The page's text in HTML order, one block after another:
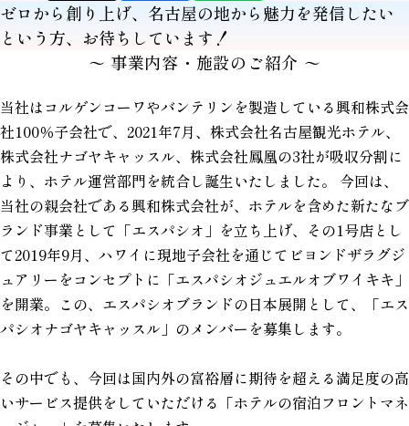
ゼロから創り上げ、名古屋の地から魅力を発信したい
という方、お待ちしています！
〜 事業内容・施設のご紹介 〜
当社はコルゲンコーワやバンテリンを製造している興和株式会
社100％子会社で、2021年7月、株式会社名古屋観光ホテル、
株式会社ナゴヤキャッスル、株式会社鳳凰の3社が吸収分割に
より、ホテル運営部門を統合し誕生いたしました。 今回は、
当社の親会社である興和株式会社が、ホテルを含めた新たなブ
ランド事業として「エスパシオ」を立ち上げ、その1号店とし
て2019年9月、ハワイに現地子会社を通じてビヨンドザラグジ
ュアリーをコンセプトに「エスパシオジュエルオブワイキキ」
を開業。この、エスパシオブランドの日本展開として、「エス
パシオナゴヤキャッスル」のメンバーを募集します。
その中でも、今回は国内外の富裕層に期待を超える満足度の高
いサービス提供をしていただける「ホテルの宿泊フロントマネ